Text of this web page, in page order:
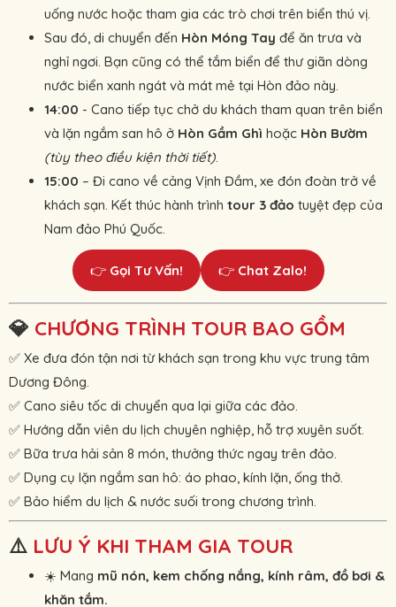
uống nước hoặc tham gia các trò chơi trên biển thú vị.
Sau đó, di chuyển đến Hòn Móng Tay để ăn trưa và
nghỉ ngơi. Bạn cũng có thể tắm biển để thư giãn dòng
nước biển xanh ngát và mát mẻ tại Hòn đảo này.
14:00 - Cano tiếp tục chở du khách tham quan trên biển
và lặn ngắm san hô ở Hòn Gầm Ghì hoặc Hòn Bườm
(tùy theo điều kiện thời tiết).
15:00 – Đi cano về cảng Vịnh Đầm, xe đón đoàn trở về
khách sạn. Kết thúc hành trình tour 3 đảo tuyệt đẹp của
Nam đảo Phú Quốc.
👉 Gọi Tư Vấn! 👉 Chat Zalo!
💎 CHƯƠNG TRÌNH TOUR BAO GỒM
✅ Xe đưa đón tận nơi từ khách sạn trong khu vực trung tâm
Dương Đông.
✅ Cano siêu tốc di chuyển qua lại giữa các đảo.
✅ Hướng dẫn viên du lịch chuyên nghiệp, hỗ trợ xuyên suốt.
✅ Bữa trưa hải sản 8 món, thưởng thức ngay trên đảo.
✅ Dụng cụ lặn ngắm san hô: áo phao, kính lặn, ống thở.
✅ Bảo hiểm du lịch & nước suối trong chương trình.
⚠️ LƯU Ý KHI THAM GIA TOUR
☀️ Mang mũ nón, kem chống nắng, kính râm, đồ bơi &
khăn tắm.